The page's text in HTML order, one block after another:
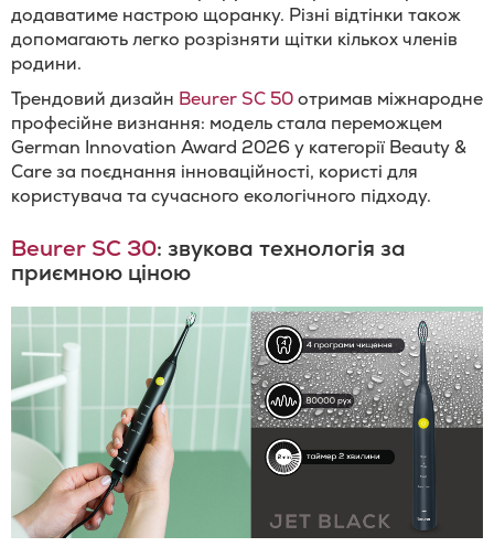
додаватиме настрою щоранку. Різні відтінки також
допомагають легко розрізняти щітки кількох членів
родини.
Трендовий дизайн Beurer SC 50отримав міжнародне
професійне визнання: модель стала переможцем
German Innovation Award 2026 у категорії Beauty &
Care за поєднання інноваційності, користі для
користувача та сучасного екологічного підходу.
Beurer SC 30: звукова технологія за
приємною ціною